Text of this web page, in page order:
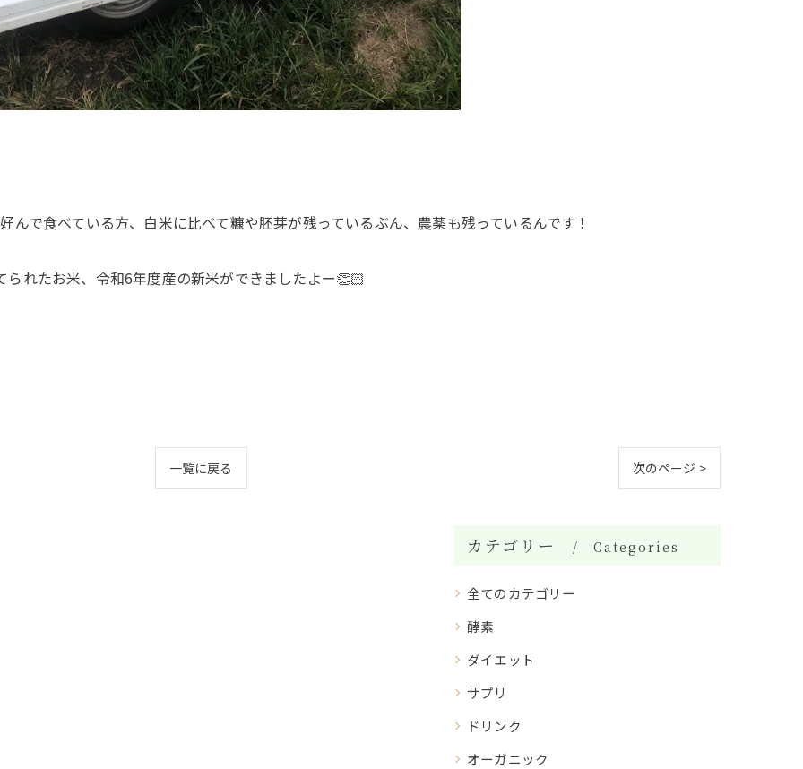
で食べている方、白米に比べて糠や胚芽が残っているぶん、農薬も残っているんです！
れたお米、令和6年度産の新米ができましたよー👏🏻
一覧に戻る 次のページ >
カテゴリー Categories
全てのカテゴリー
酵素
ダイエット
サプリ
ドリンク
オーガニック